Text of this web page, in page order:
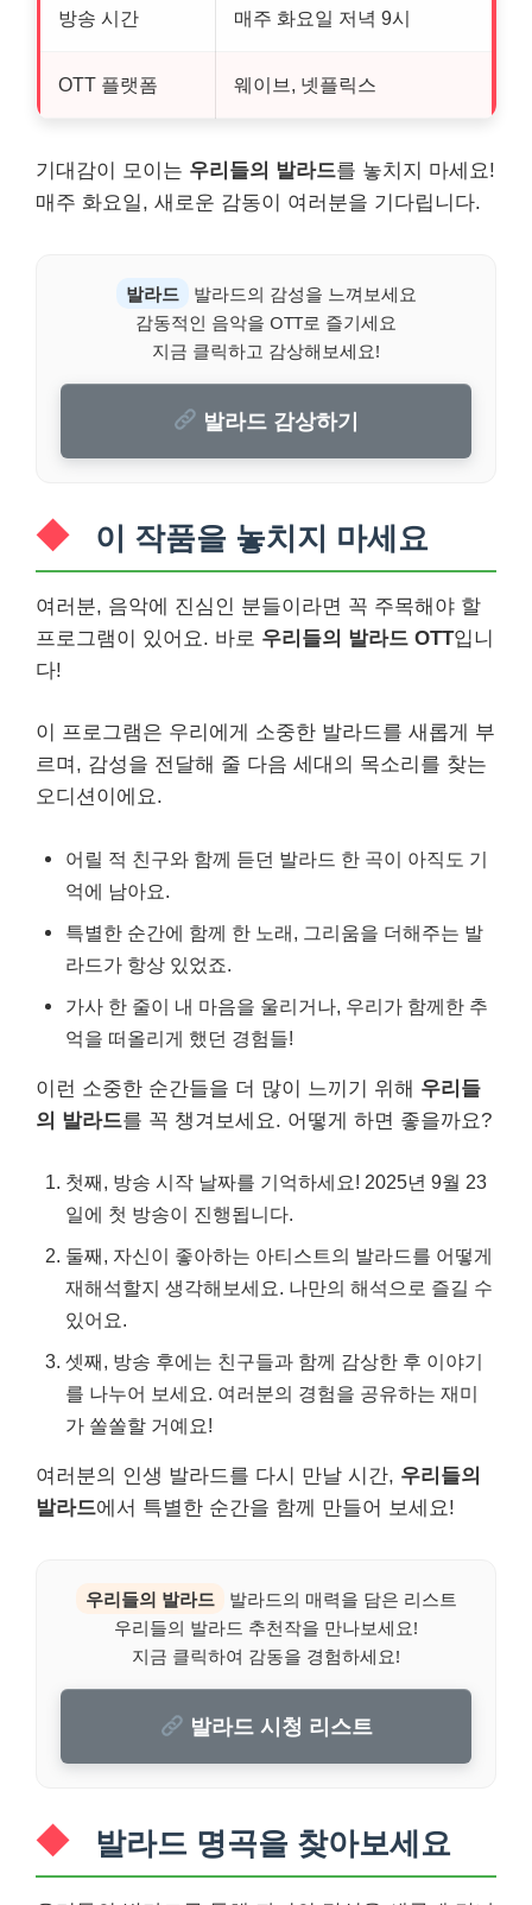
방송 시간 매주 화요일 저녁 9시
OTT 플랫폼 웨이브, 넷플릭스
기대감이 모이는 우리들의 발라드를 놓치지 마세요!
매주 화요일, 새로운 감동이 여러분을 기다립니다.
발라드
발라드의 감성을 느껴보세요
감동적인 음악을 OTT로 즐기세요
지금 클릭하고 감상해보세요!
발라드 감상하기
이 작품을 놓치지 마세요
여러분, 음악에 진심인 분들이라면 꼭 주목해야 할
프로그램이 있어요. 바로 우리들의 발라드 OTT입니
다!
이 프로그램은 우리에게 소중한 발라드를 새롭게 부
르며, 감성을 전달해 줄 다음 세대의 목소리를 찾는
오디션이에요.
어릴 적 친구와 함께 듣던 발라드 한 곡이 아직도 기
억에 남아요.
특별한 순간에 함께 한 노래, 그리움을 더해주는 발
라드가 항상 있었죠.
가사 한 줄이 내 마음을 울리거나, 우리가 함께한 추
억을 떠올리게 했던 경험들!
이런 소중한 순간들을 더 많이 느끼기 위해 우리들
의 발라드를 꼭 챙겨보세요. 어떻게 하면 좋을까요?
첫째, 방송 시작 날짜를 기억하세요! 2025년 9월 23
일에 첫 방송이 진행됩니다.
둘째, 자신이 좋아하는 아티스트의 발라드를 어떻게
재해석할지 생각해보세요. 나만의 해석으로 즐길 수
있어요.
셋째, 방송 후에는 친구들과 함께 감상한 후 이야기
를 나누어 보세요. 여러분의 경험을 공유하는 재미
가 쏠쏠할 거예요!
여러분의 인생 발라드를 다시 만날 시간, 우리들의
발라드에서 특별한 순간을 함께 만들어 보세요!
우리들의 발라드
발라드의 매력을 담은 리스트
우리들의 발라드 추천작을 만나보세요!
지금 클릭하여 감동을 경험하세요!
발라드 시청 리스트
발라드 명곡을 찾아보세요